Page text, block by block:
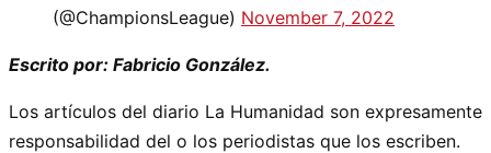
(@ChampionsLeague) November 7, 2022
Escrito por: Fabricio González.
Los artículos del diario La Humanidad son expresamente
responsabilidad del o los periodistas que los escriben.